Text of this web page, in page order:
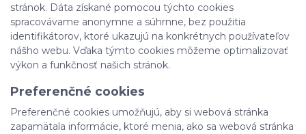
stránok. Dáta získané pomocou týchto cookies
spracovávame anonymne a súhrnne, bez použitia
identifikátorov, ktoré ukazujú na konkrétnych používateľov
nášho webu. Vďaka týmto cookies môžeme optimalizovať
výkon a funkčnosť našich stránok.
Preferenčné cookies
Preferenčné cookies umožňujú, aby si webová stránka
zapamätala informácie, ktoré menia, ako sa webová stránka